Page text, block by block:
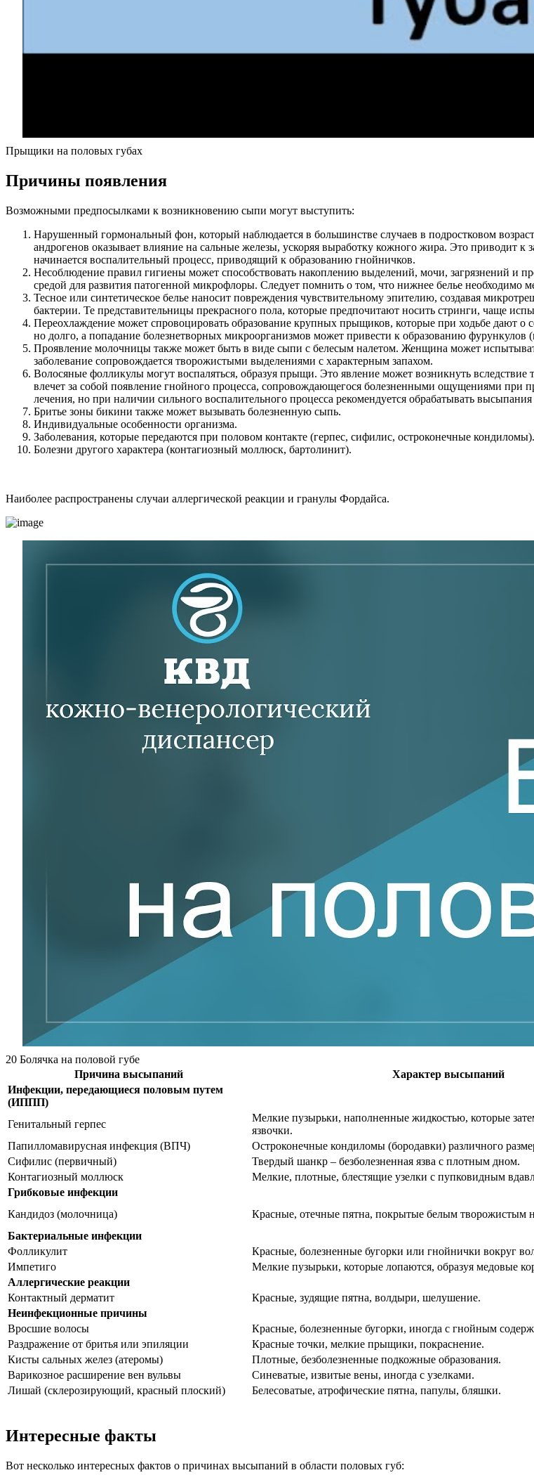
Прыщики на половых губах
Причины появления
Возможными предпосылками к возникновению сыпи могут выступить:
Нарушенный гормональный фон, который наблюдается в большинстве случаев в подростковом
андрогенов оказывает влияние на сальные железы, ускоряя выработку кожного жира. Это
начинается воспалительный процесс, приводящий к образованию гнойничков.
Несоблюдение правил гигиены может способствовать накоплению выделений, мочи, загрязнений и
средой для развития патогенной микрофлоры. Следует помнить о том, что нижнее белье необходимо
Тесное или синтетическое белье наносит повреждения чувствительному эпителию, создавая
бактерии. Те представительницы прекрасного пола, которые предпочитают носить стринги, чаще
Переохлаждение может спровоцировать образование крупных прыщиков, которые при ходьбе дают
но долго, а попадание болезнетворных микроорганизмов может привести к образованию
Проявление молочницы также может быть в виде сыпи с белесым налетом. Женщина может
заболевание сопровождается творожистыми выделениями с характерным запахом.
Волосяные фолликулы могут воспаляться, образуя прыщи. Это явление может возникнуть
влечет за собой появление гнойного процесса, сопровождающегося болезненными ощущениями
лечения, но при наличии сильного воспалительного процесса рекомендуется обрабатывать
Бритье зоны бикини также может вызывать болезненную сыпь.
Индивидуальные особенности организма.
Заболевания, которые передаются при половом контакте (герпес, сифилис, остроконечные кондиломы).
Болезни другого характера (контагиозный моллюск, бартолинит).
Наиболее распространены случаи аллергической реакции и гранулы Фордайса.
20 Болячка на половой губе
Причина высыпаний
Характер высыпаний
Инфекции, передающиеся половым путем
(ИППП)
Генитальный герпес
Мелкие пузырьки, наполненные жидкостью, которые
язвочки.
Папилломавирусная инфекция (ВПЧ)
Остроконечные кондиломы (бородавки) различного
Сифилис (первичный)
Твердый шанкр – безболезненная язва с плотным дном.
Контагиозный моллюск
Мелкие, плотные, блестящие узелки с пупковидным
Грибковые инфекции
Кандидоз (молочница)
Красные, отечные пятна, покрытые белым творожистым
Бактериальные инфекции
Фолликулит
Красные, болезненные бугорки или гнойнички вокруг
Импетиго
Мелкие пузырьки, которые лопаются, образуя медовые
Аллергические реакции
Контактный дерматит
Красные, зудящие пятна, волдыри, шелушение.
Неинфекционные причины
Вросшие волосы
Красные, болезненные бугорки, иногда с гнойным
Раздражение от бритья или эпиляции
Красные точки, мелкие прыщики, покраснение.
Кисты сальных желез (атеромы)
Плотные, безболезненные подкожные образования.
Варикозное расширение вен вульвы
Синеватые, извитые вены, иногда с узелками.
Лишай (склерозирующий, красный плоский)
Белесоватые, атрофические пятна, папулы, бляшки.
Интересные факты
Вот несколько интересных фактов о причинах высыпаний в области половых губ: